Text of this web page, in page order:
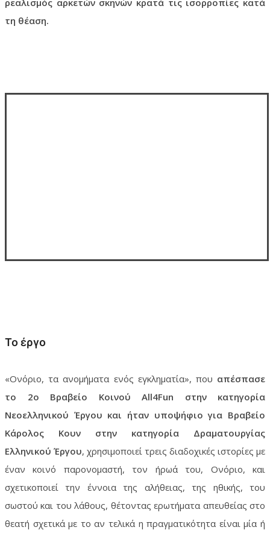
ρεαλισμός αρκετών σκηνών κρατά τις ισορροπίες κατά
τη θέαση.
Το έργο
«Ονόριο, τα ανομήματα ενός εγκληματία», που απέσπασε
το 2ο Βραβείο Κοινού All4Fun στην κατηγορία
Νεοελληνικού Έργου και ήταν υποψήφιο για Βραβείο
Κάρολος Κουν στην κατηγορία Δραματουργίας
Ελληνικού Έργου, χρησιμοποιεί τρεις διαδοχικές ιστορίες με
έναν κοινό παρονομαστή, τον ήρωά του, Ονόριο, και
σχετικοποιεί την έννοια της αλήθειας, της ηθικής, του
σωστού και του λάθους, θέτοντας ερωτήματα απευθείας στο
θεατή σχετικά με το αν τελικά η πραγματικότητα είναι μία ή